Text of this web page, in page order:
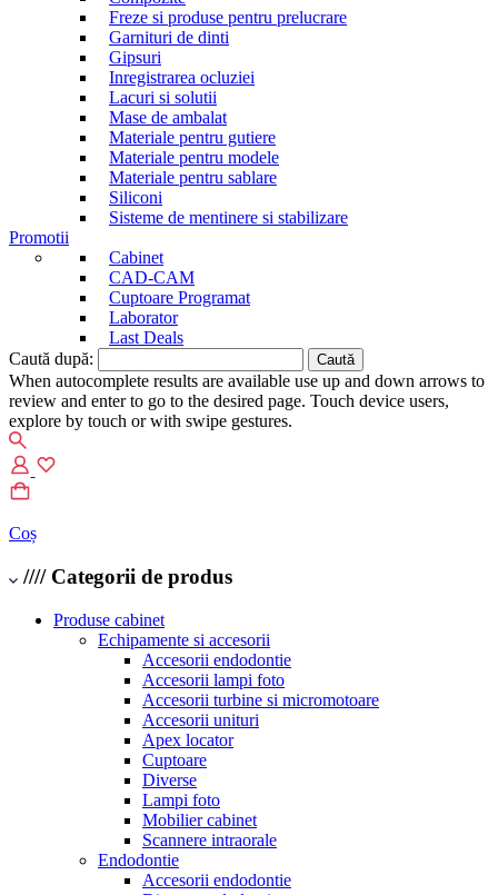
Freze si produse pentru prelucrare
Garnituri de dinti
Gipsuri
Inregistrarea ocluziei
Lacuri si solutii
Mase de ambalat
Materiale pentru gutiere
Materiale pentru modele
Materiale pentru sablare
Siliconi
Sisteme de mentinere si stabilizare
Promotii
Cabinet
CAD-CAM
Cuptoare Programat
Laborator
Last Deals
Caută după:
When autocomplete results are available use up and down arrows to
review and enter to go to the desired page. Touch device users,
explore by touch or with swipe gestures.
Coș
//// Categorii de produs
Produse cabinet
Echipamente si accesorii
Accesorii endodontie
Accesorii lampi foto
Accesorii turbine si micromotoare
Accesorii unituri
Apex locator
Cuptoare
Diverse
Lampi foto
Mobilier cabinet
Scannere intraorale
Endodontie
Accesorii endodontie